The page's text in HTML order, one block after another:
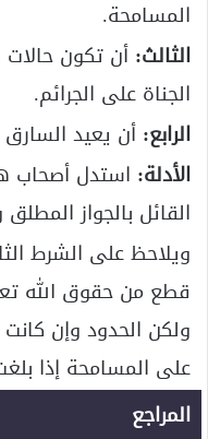
المسامحة.
الثالث: أن تكون حالات
الجناة على الجرائم.
الرابع: أن يعيد
الأدلة: استدل أصحاب
القائل بالجواز
ويلاحظ على الشرط
قطع من حقوق الله
ولكن الحدود وإن
على المسامحة إذا
المراجع